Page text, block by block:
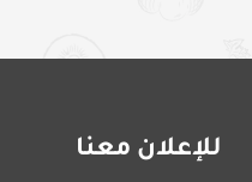
للإعلان معنا